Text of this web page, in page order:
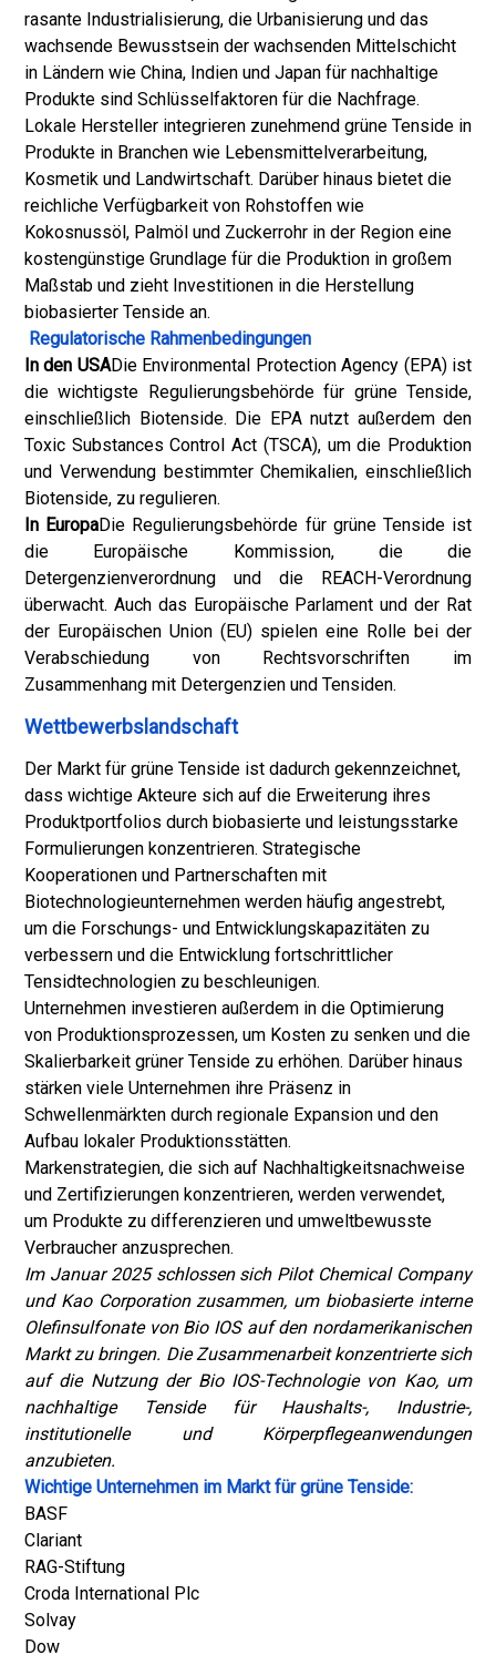
rasante Industrialisierung, die Urbanisierung und das
wachsende Bewusstsein der wachsenden Mittelschicht
in Ländern wie China, Indien und Japan für nachhaltige
Produkte sind Schlüsselfaktoren für die Nachfrage.
Lokale Hersteller integrieren zunehmend grüne Tenside in
Produkte in Branchen wie Lebensmittelverarbeitung,
Kosmetik und Landwirtschaft. Darüber hinaus bietet die
reichliche Verfügbarkeit von Rohstoffen wie
Kokosnussöl, Palmöl und Zuckerrohr in der Region eine
kostengünstige Grundlage für die Produktion in großem
Maßstab und zieht Investitionen in die Herstellung
biobasierter Tenside an.
Regulatorische Rahmenbedingungen
In den USADie Environmental Protection Agency (EPA) ist
die wichtigste Regulierungsbehörde für grüne Tenside,
einschließlich Biotenside. Die EPA nutzt außerdem den
Toxic Substances Control Act (TSCA), um die Produktion
und Verwendung bestimmter Chemikalien, einschließlich
Biotenside, zu regulieren.
In EuropaDie Regulierungsbehörde für grüne Tenside ist
die Europäische Kommission, die die
Detergenzienverordnung und die REACH-Verordnung
überwacht. Auch das Europäische Parlament und der Rat
der Europäischen Union (EU) spielen eine Rolle bei der
Verabschiedung von Rechtsvorschriften im
Zusammenhang mit Detergenzien und Tensiden.
Wettbewerbslandschaft
Der Markt für grüne Tenside ist dadurch gekennzeichnet,
dass wichtige Akteure sich auf die Erweiterung ihres
Produktportfolios durch biobasierte und leistungsstarke
Formulierungen konzentrieren. Strategische
Kooperationen und Partnerschaften mit
Biotechnologieunternehmen werden häufig angestrebt,
um die Forschungs- und Entwicklungskapazitäten zu
verbessern und die Entwicklung fortschrittlicher
Tensidtechnologien zu beschleunigen.
Unternehmen investieren außerdem in die Optimierung
von Produktionsprozessen, um Kosten zu senken und die
Skalierbarkeit grüner Tenside zu erhöhen. Darüber hinaus
stärken viele Unternehmen ihre Präsenz in
Schwellenmärkten durch regionale Expansion und den
Aufbau lokaler Produktionsstätten.
Markenstrategien, die sich auf Nachhaltigkeitsnachweise
und Zertifizierungen konzentrieren, werden verwendet,
um Produkte zu differenzieren und umweltbewusste
Verbraucher anzusprechen.
Im Januar 2025 schlossen sich Pilot Chemical Company
und Kao Corporation zusammen, um biobasierte interne
Olefinsulfonate von Bio IOS auf den nordamerikanischen
Markt zu bringen. Die Zusammenarbeit konzentrierte sich
auf die Nutzung der Bio IOS-Technologie von Kao, um
nachhaltige Tenside für Haushalts-, Industrie-,
institutionelle und Körperpflegeanwendungen
anzubieten.
Wichtige Unternehmen im Markt für grüne Tenside:
BASF
Clariant
RAG-Stiftung
Croda International Plc
Solvay
Dow